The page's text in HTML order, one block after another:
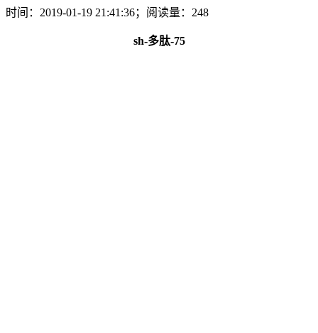
时间：2019-01-19 21:41:36；阅读量：248
sh-多肽-75